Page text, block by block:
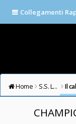
Collegamenti
Home S.S. LAZIO FORUM